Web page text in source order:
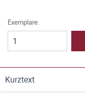
Exemplare:
Kurztext